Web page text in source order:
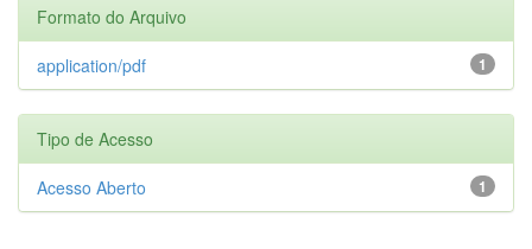
Formato do Arquivo
1
application/pdf
Tipo de Acesso
1
Acesso Aberto